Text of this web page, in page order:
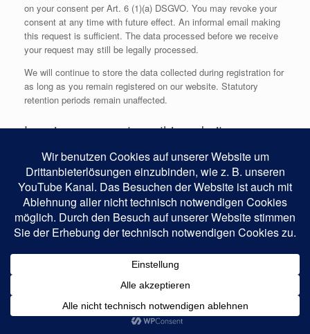
on your consent per Art. 6 (1)(a) DSGVO. You may revoke your
consent at any time with future effect. An informal email making
this request is sufficient. The data processed before we receive
your request may still be legally processed.
We will continue to store the data collected during registration for
as long as you remain registered on our website. Statutory
retention periods remain unaffected.
Leaving comments on this website
If you use the comment function on this site, the time at which
you created the comment and your email address will be stored
along with your comment, as well as your username, unless you
are posting anonymously.
Storage of the IP address
who post comments. Since we do not check comments on our
pursue action for illegal or slanderous content.
Subscribing to the comment feed